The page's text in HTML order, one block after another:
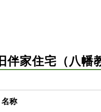
旧伴家住宅（八
名称